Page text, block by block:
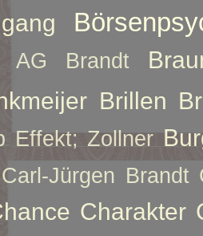
AG Brandt
Brillen
Effekt; Zollner
Carl-Jürgen Brandt
Charakter